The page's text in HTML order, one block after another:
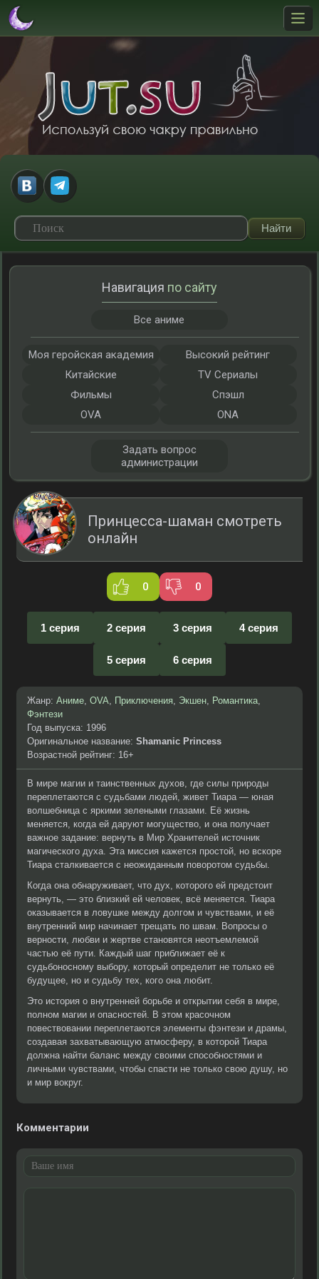
Принцесса-шаман смотреть
онлайн
0 0
1 серия 2 серия 3 серия 4 серия
5 серия 6 серия
Жанр: Аниме, OVA, Приключения, Экшен, Романтика,
Фэнтези
Год выпуска: 1996
Оригинальное название: Shamanic Princess
Возрастной рейтинг: 16+
В мире магии и таинственных духов, где силы природы
переплетаются с судьбами людей, живет Тиара — юная
волшебница с яркими зелеными глазами. Её жизнь
меняется, когда ей даруют могущество, и она получает
важное задание: вернуть в Мир Хранителей источник
магического духа. Эта миссия кажется простой, но вскоре
Тиара сталкивается с неожиданным поворотом судьбы.
Когда она обнаруживает, что дух, которого ей предстоит
вернуть, — это близкий ей человек, всё меняется. Тиара
оказывается в ловушке между долгом и чувствами, и её
внутренний мир начинает трещать по швам. Вопросы о
верности, любви и жертве становятся неотъемлемой
частью её пути. Каждый шаг приближает её к
судьбоносному выбору, который определит не только её
будущее, но и судьбу тех, кого она любит.
Это история о внутренней борьбе и открытии себя в мире,
полном магии и опасностей. В этом красочном
повествовании переплетаются элементы фэнтези и драмы,
создавая захватывающую атмосферу, в которой Тиара
должна найти баланс между своими способностями и
личными чувствами, чтобы спасти не только свою душу, но
и мир вокруг.
Комментарии
Навигация по сайту
Все аниме
Моя геройская академия
Высокий рейтинг
Китайские
TV Сериалы
Фильмы
Спэшл
OVA
ONA
Задать вопрос
администрации